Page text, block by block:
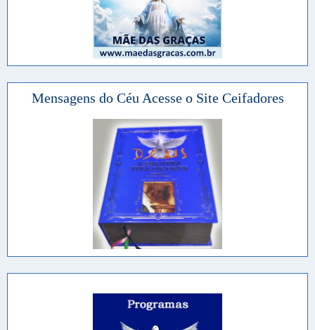
Mensagens do Céu Acesse o Site Ceifadores